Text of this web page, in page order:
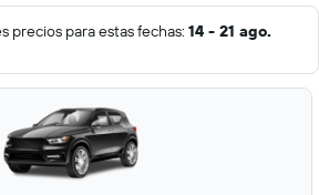
precios para estas fechas: 14 - 21 ago.